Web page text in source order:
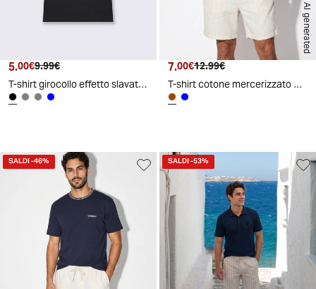
Prezzo attuale
5.00€ Prezzo originale
9.99€
T-shirt girocollo effetto slavato ottoman - Nero
AI generated
Prezzo attuale
7.00€ Prezzo originale
12.99€
T-shirt cotone mercerizzato con contrasti - Moro
SALDI-46% SALDI-53%